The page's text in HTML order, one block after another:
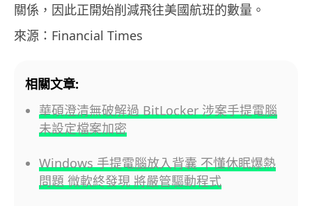
關係，因此正開始削減飛往美國航班的數量。
來源：Financial Times
相關文章:
華碩澄清無破解過 BitLocker 涉案手提電腦
未設定檔案加密
Windows 手提電腦放入背囊 不懂休眠爆熱
問題 微軟終發現 將嚴管驅動程式